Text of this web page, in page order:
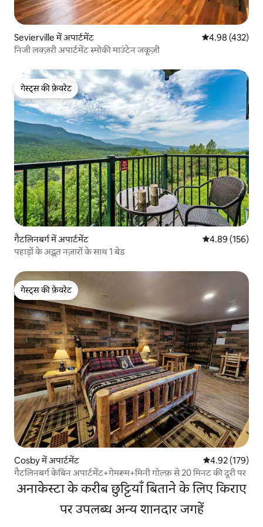
Sevierville में अपार्टमेंट औसत रेटिंग 5 में से
4.98 (432)
निजी लक्ज़री अपार्टमेंट स्मोकी माउंटेन जकूज़ी
गेस्ट्स की फ़ेवरेट
गेस्ट्स की फ़ेवरेट
गैटलिनबर्ग में अपार्टमेंट औसत रेटिंग 5 में से
4.89 (156)
पहाड़ों के अद्भुत नज़ारों के साथ 1 बेड
गेस्ट्स की फ़ेवरेट
गेस्ट्स की फ़ेवरेट
Cosby में अपार्टमेंट औसत रेटिंग 5 में से
4.92 (179)
गैटलिनबर्ग केबिन अपार्टमेंट+गेमरूम+मिनी गोल्फ़ से 20 मिनट की दूरी पर
अनाकेस्टा के करीब छुट्टियाँ बिताने के लिए किराए
पर उपलब्ध अन्य शानदार जगहें